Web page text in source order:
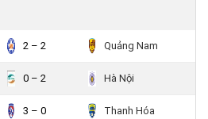
2 – 2 Quảng Nam
0 – 2 Hà Nội
3 – 0 Thanh Hóa